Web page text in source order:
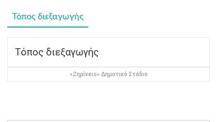
Τόπος διεξαγωγής
Τόπος διεξαγωγής
«Ζηρίνειο» Δημοτικό Στάδιο